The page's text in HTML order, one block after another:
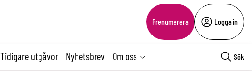
Prenumerera Logga in
Tidigare utgåvor Nyhetsbrev Om oss Sök